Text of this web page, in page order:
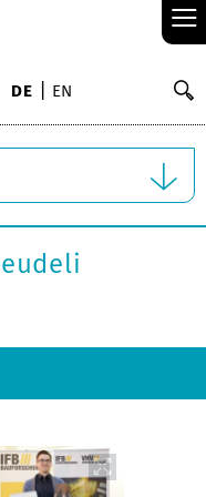
≡
DE EN